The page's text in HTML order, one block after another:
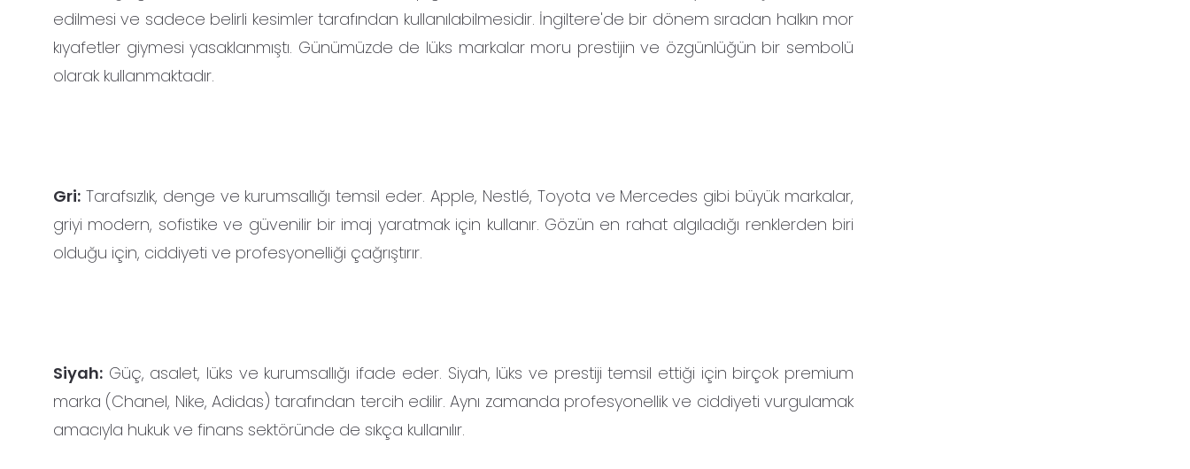
edilmesi ve sadece belirli kesimler tarafından kullanılabilmesidir. İngiltere'de bir dönem sıradan halkın mor
kıyafetler giymesi yasaklanmıştı. Günümüzde de lüks markalar moru prestijin ve özgünlüğün bir sembolü
olarak kullanmaktadır.
Gri: Tarafsızlık, denge ve kurumsallığı temsil eder. Apple, Nestlé, Toyota ve Mercedes gibi büyük markalar,
griyi modern, sofistike ve güvenilir bir imaj yaratmak için kullanır. Gözün en rahat algıladığı renklerden biri
olduğu için, ciddiyeti ve profesyonelliği çağrıştırır.
Siyah: Güç, asalet, lüks ve kurumsallığı ifade eder. Siyah, lüks ve prestiji temsil ettiği için birçok premium
marka (Chanel, Nike, Adidas) tarafından tercih edilir. Aynı zamanda profesyonellik ve ciddiyeti vurgulamak
amacıyla hukuk ve finans sektöründe de sıkça kullanılır.